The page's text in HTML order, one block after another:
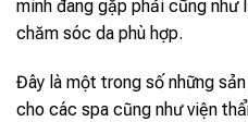
mình đang gặp phải cũng như
chăm sóc da phù hợp.
Đây là một trong số những
cho các spa cũng như viện